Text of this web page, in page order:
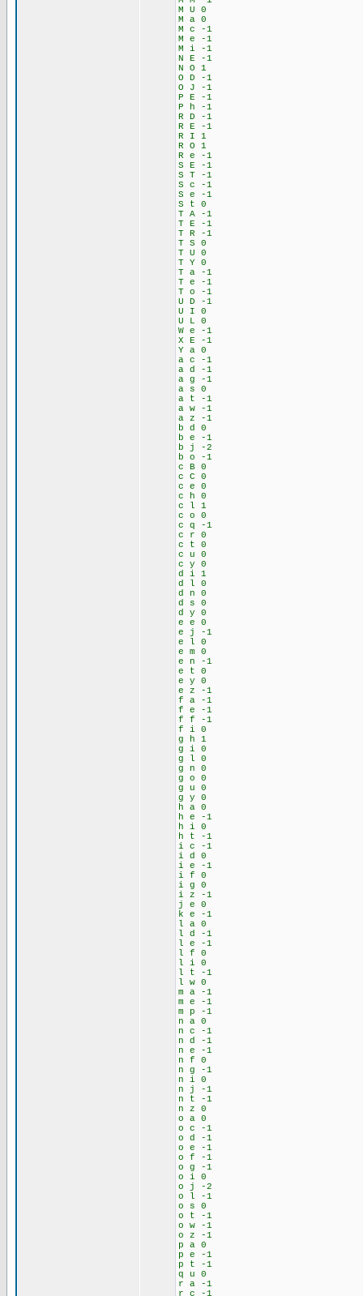
M U 0
M a 0
M c -1
M e -1
M i -1
N E -1
N O 1
O D -1
O J -1
P E -1
P h -1
R D -1
R E -1
R I 1
R O 1
R e -1
S E -1
S T -1
S c -1
S e -1
S t 0
T A -1
T E -1
T R -1
T S 0
T U 0
T Y 0
T a -1
T e -1
T o -1
U D -1
U I 0
U L 0
W e -1
X E -1
Y a 0
a c -1
a d -1
a g -1
a s 0
a t -1
a w -1
a z -1
b d 0
b e -1
b j -2
b o -1
c B 0
c C 0
c e 0
c h 0
c l 1
c o 0
c q -1
c r 0
c t 0
c u 0
c y 0
d i 1
d l 0
d n 0
d s 0
d y 0
e e 0
e j -1
e l 0
e m 0
e n -1
e t 0
e y 0
e z -1
f a -1
f e -1
f f -1
f i 0
g h 1
g i 0
g l 0
g n 0
g o 0
g u 0
g y 0
h a 0
h e -1
h i 0
h t -1
i c -1
i d 0
i e -1
i f 0
i g 0
i z -1
j e 0
k e -1
l a 0
l d -1
l e -1
l f 0
l i 0
l t -1
l w 0
m a -1
m e -1
m p -1
n a 0
n c -1
n d -1
n e -1
n f 0
n g -1
n i 0
n j -1
n t -1
n z 0
o a 0
o c -1
o d -1
o e -1
o f -1
o g -1
o i 0
o j -2
o l -1
o s 0
o t -1
o w -1
o z -1
p a 0
p e -1
p t -1
q u 0
r a -1
r c -1